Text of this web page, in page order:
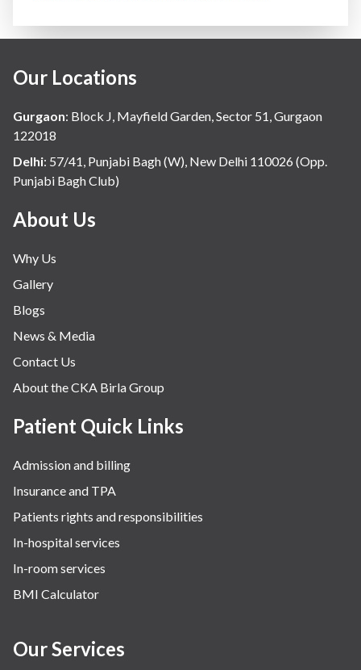
Our Locations
Gurgaon: Block J, Mayfield Garden, Sector 51, Gurgaon
122018
Delhi: 57/41, Punjabi Bagh (W), New Delhi 110026 (Opp.
Punjabi Bagh Club)
About Us
Why Us
Gallery
Blogs
News & Media
Contact Us
About the CKA Birla Group
Patient Quick Links
Admission and billing
Insurance and TPA
Patients rights and responsibilities
In-hospital services
In-room services
BMI Calculator
Our Services